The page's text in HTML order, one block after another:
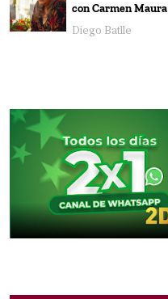
con Carmen Maura
Diego Batlle